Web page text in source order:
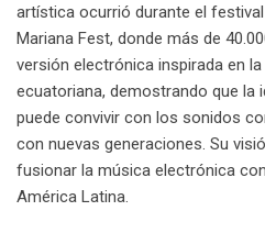
artística ocurrió durante el
Mariana Fest, donde más de
versión electrónica inspirada en
ecuatoriana, demostrando que la
puede convivir con los sonidos
con nuevas generaciones. Su
fusionar la música electrónica
América Latina.